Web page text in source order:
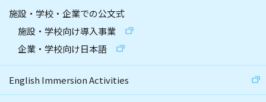
施設・学校・企業での公文式
施設・学校向け導入事業
企業・学校向け日本語
English Immersion Activities